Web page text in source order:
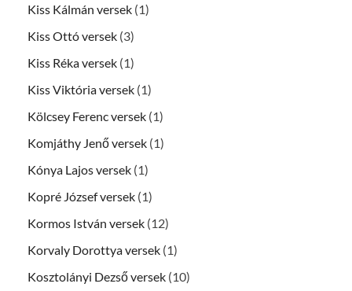
Kiss Kálmán versek (1)
Kiss Ottó versek (3)
Kiss Réka versek (1)
Kiss Viktória versek (1)
Kölcsey Ferenc versek (1)
Komjáthy Jenő versek (1)
Kónya Lajos versek (1)
Kopré József versek (1)
Kormos István versek (12)
Korvaly Dorottya versek (1)
Kosztolányi Dezső versek (10)